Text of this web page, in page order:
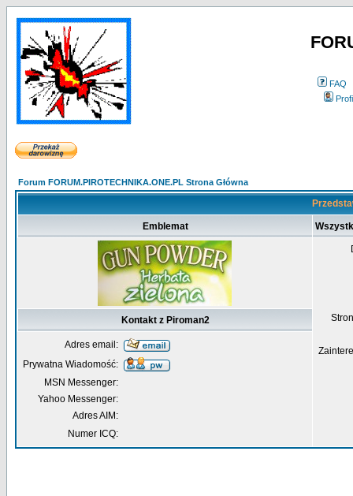
FAQ
Forum FORUM.PIROTECHNIKA.ONE.PL Strona Główna
Emblemat
Kontakt z Piroman2
Adres email:
Prywatna Wiadomość:
MSN Messenger:
Yahoo Messenger:
Adres AIM:
Numer ICQ: